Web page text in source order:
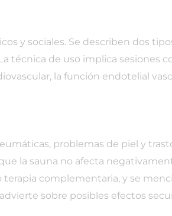
y sociales. Se describen dos
técnica de uso implica sesiones
la función endotelial
problemas de piel y
la sauna no afecta
complementaria, y se
sobre posibles efectos